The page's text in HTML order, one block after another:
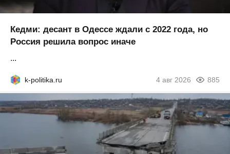
Кедми: десант в Одессе ждали с 2022 года, но
Россия решила вопрос иначе
...
k-politika.ru 4 авг 2026 885